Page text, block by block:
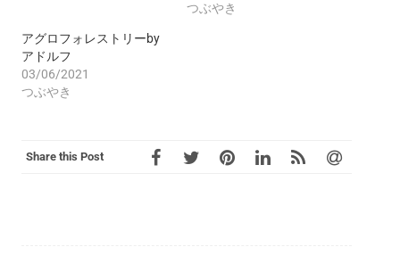
つぶやき
アグロフォレストリーby
アドルフ
03/06/2021
つぶやき
Share this Post